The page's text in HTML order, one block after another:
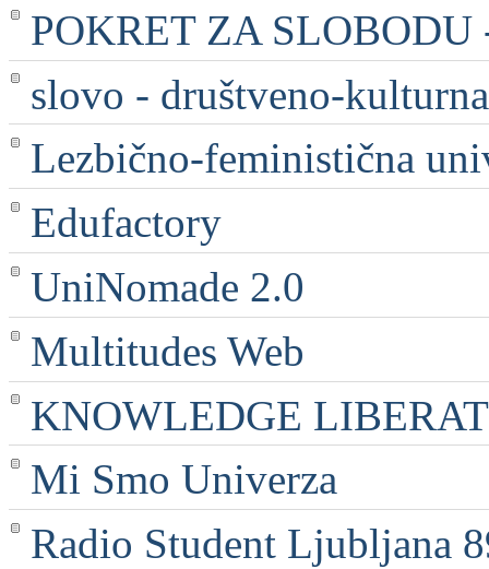
POKRET ZA SLOBODU
slovo - društveno-
Lezbično-feministična
Edufactory
UniNomade 2.0
Multitudes Web
KNOWLEDGE
Mi Smo Univerza
Radio Student Ljubljana